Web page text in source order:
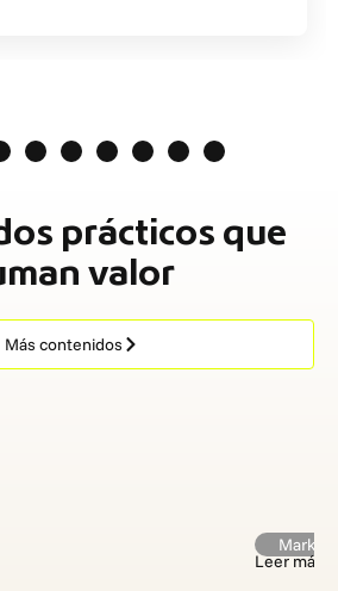
prácticos que
valor
Más contenidos
Leer más